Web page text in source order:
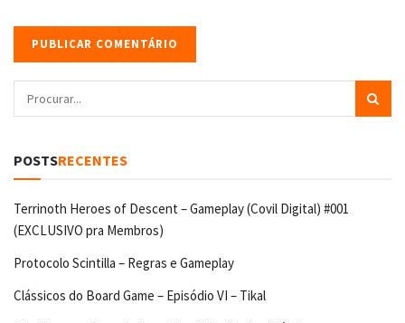
POSTSRECENTES
Terrinoth Heroes of Descent – Gameplay (Covil Digital) #001
(EXCLUSIVO pra Membros)
Protocolo Scintilla – Regras e Gameplay
Clássicos do Board Game – Episódio VI – Tikal